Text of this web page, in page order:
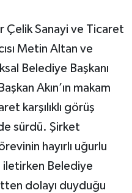
Çelik Sanayi ve Ticaret
Metin Altan ve
Belediye Başkanı
Akın’ın makam
karşılıklı görüş
sürdü. Şirket
hayırlı uğurlu
iletirken Belediye
dolayı duyduğu